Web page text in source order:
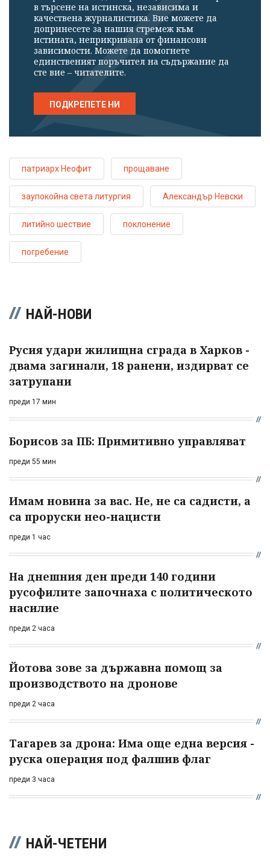
в търсене на истинска, независима и
качествена журналистика. Вие можете да
допринесете за нашия стремеж към
истината, неприкривана от финансови
зависимости. Можете да помогнете
единственият поръчител на съдържание да
сте вие – читателите.
ПОДКРЕПЕТЕ НИ
патриарх Неофит прощаване
заупокойна света литургия Александър Невски
литийно шествие поклонение
погребение
НАЙ-НОВИ
Русия удари жилищна сграда в Харков -
двама загинали, 18 ранени, издирват се
затрупани
преди 17 мин
Борисов за ПБ: Примитивно управляват
преди 55 мин
Имам новина за вас. Не, не са садисти, а
са проруски нео-нацисти
преди 1 час
На днешния ден преди 140 години
русофилите започнаха с политическото
насилие
преди 2 часа
Йотова зове за държавна помощ за
производството на дронове
преди 2 часа
Тагарев за дрона: Има още една версия -
руска операция под фалшив флаг
преди 3 часа
НАЙ-ЧЕТЕНИ